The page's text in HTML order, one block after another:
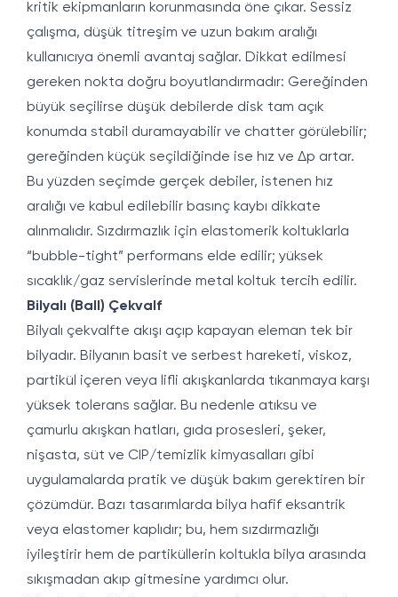
kritik ekipmanların korunmasında öne çıkar. Sessiz
çalışma, düşük titreşim ve uzun bakım aralığı
kullanıcıya önemli avantaj sağlar. Dikkat edilmesi
gereken nokta doğru boyutlandırmadır: Gereğinden
büyük seçilirse düşük debilerde disk tam açık
konumda stabil duramayabilir ve chatter görülebilir;
gereğinden küçük seçildiğinde ise hız ve Δp artar.
Bu yüzden seçimde gerçek debiler, istenen hız
aralığı ve kabul edilebilir basınç kaybı dikkate
alınmalıdır. Sızdırmazlık için elastomerik koltuklarla
“bubble-tight” performans elde edilir; yüksek
sıcaklık/gaz servislerinde metal koltuk tercih edilir.
Bilyalı (Ball) Çekvalf
Bilyalı çekvalfte akışı açıp kapayan eleman tek bir
bilyadır. Bilyanın basit ve serbest hareketi, viskoz,
partikül içeren veya lifli akışkanlarda tıkanmaya karşı
yüksek tolerans sağlar. Bu nedenle atıksu ve
çamurlu akışkan hatları, gıda prosesleri, şeker,
nişasta, süt ve CIP/temizlik kimyasalları gibi
uygulamalarda pratik ve düşük bakım gerektiren bir
çözümdür. Bazı tasarımlarda bilya hafif eksantrik
veya elastomer kaplıdır; bu, hem sızdırmazlığı
iyileştirir hem de partiküllerin koltukla bilya arasında
sıkışmadan akıp gitmesine yardımcı olur.